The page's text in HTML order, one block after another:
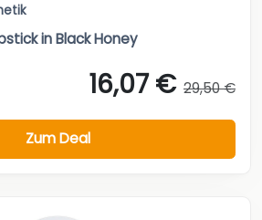
in Black Honey
16,07 € 29,50 €
Zum Deal